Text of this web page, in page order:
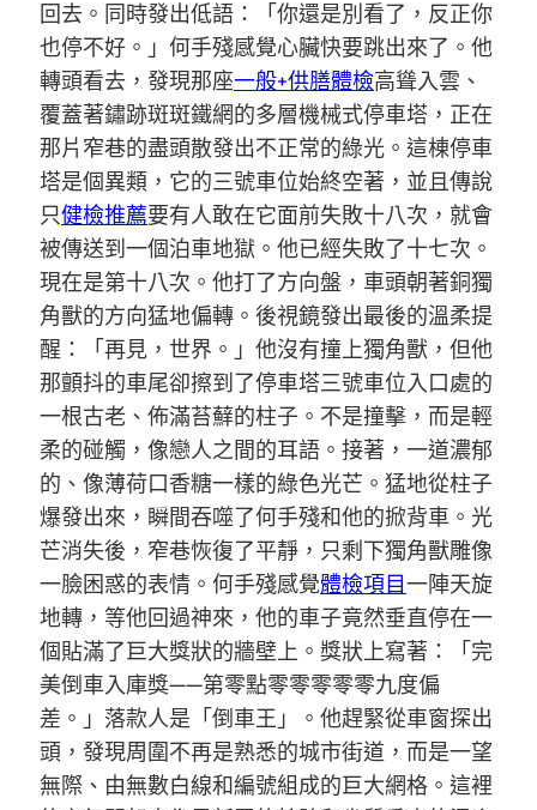
回去。同時發出低語：「你還是別看了，反正你
也停不好。」何手殘感覺心臟快要跳出來了。他
轉頭看去，發現那座一般+供膳體檢高聳入雲、
覆蓋著鏽跡斑斑鐵網的多層機械式停車塔，正在
那片窄巷的盡頭散發出不正常的綠光。這棟停車
塔是個異類，它的三號車位始終空著，並且傳說
只健檢推薦要有人敢在它面前失敗十八次，就會
被傳送到一個泊車地獄。他已經失敗了十七次。
現在是第十八次。他打了方向盤，車頭朝著銅獨
角獸的方向猛地偏轉。後視鏡發出最後的溫柔提
醒：「再見，世界。」他沒有撞上獨角獸，但他
那顫抖的車尾卻擦到了停車塔三號車位入口處的
一根古老、佈滿苔蘚的柱子。不是撞擊，而是輕
柔的碰觸，像戀人之間的耳語。接著，一道濃郁
的、像薄荷口香糖一樣的綠色光芒。猛地從柱子
爆發出來，瞬間吞噬了何手殘和他的掀背車。光
芒消失後，窄巷恢復了平靜，只剩下獨角獸雕像
一臉困惑的表情。何手殘感覺體檢項目一陣天旋
地轉，等他回過神來，他的車子竟然垂直停在一
個貼滿了巨大獎狀的牆壁上。獎狀上寫著：「完
美倒車入庫獎——第零點零零零零零九度偏
差。」落款人是「倒車王」。他趕緊從車窗探出
頭，發現周圍不再是熟悉的城市街道，而是一望
無際、由無數白線和編號組成的巨大網格。這裡